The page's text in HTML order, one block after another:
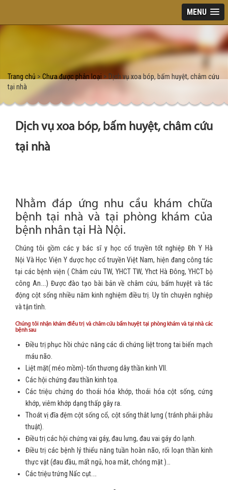
MENU
Trang chủ>Chưa được phân loại> Dịch vụ xoa bóp, bấm huyệt, châm cứu
tại nhà
Dịch vụ xoa bóp, bấm huyệt, châm cứu
tại nhà
Nhằm đáp ứng nhu cầu khám chữa
bệnh tại nhà và tại phòng khám của
bệnh nhân tại Hà Nội.
Chúng tôi gồm các y bác sĩ y học cổ truyền tốt nghiệp Đh Y Hà
Nội Và Học Viện Y dược học cổ truyền Việt Nam, hiện đang công tác
tại các bệnh viện ( Châm cứu TW, YHCT TW, Yhct Hà Đông, YHCT bộ
công An….) Được đào tạo bài bản về châm cứu, bấm huyệt và tác
động cột sống nhiều năm kinh nghiệm điều trị. Uy tín chuyên nghiệp
và tận tình.
Chúng tôi nhận khám điều trị và châm cứu bấm huyệt tại phòng khám và tại nhà các
bệnh sau
Điều trị phục hồi chức năng các di chứng liệt trong tai biến mạch
máu não.
Liệt mặt( méo mồm)- tổn thương dây thần kinh VII.
Các hội chứng đau thần kinh tọa.
Các triệu chứng do thoái hóa khớp, thoái hóa cột sống, cứng
khớp, viêm khớp dạng thấp gây ra.
Thoát vị đĩa đệm cột sống cổ, cột sống thắt lưng ( tránh phải phẫu
thuật).
Điều trị các hội chứng vai gáy, đau lưng, đau vai gáy do lạnh.
Điều trị các bệnh lý thiểu năng tuần hoàn não, rối loạn thần kinh
thực vật (đau đầu, mất ngủ, hoa mắt, chóng mặt )…
Các triệu trứng Nấc cụt.…